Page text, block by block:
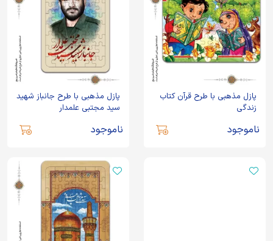
پازل مذهبی با طرح قرآن کتاب
زندگی
ناموجود
پازل مذهبی با طرح جانباز شهید
سید مجتبی علمدار
ناموجود